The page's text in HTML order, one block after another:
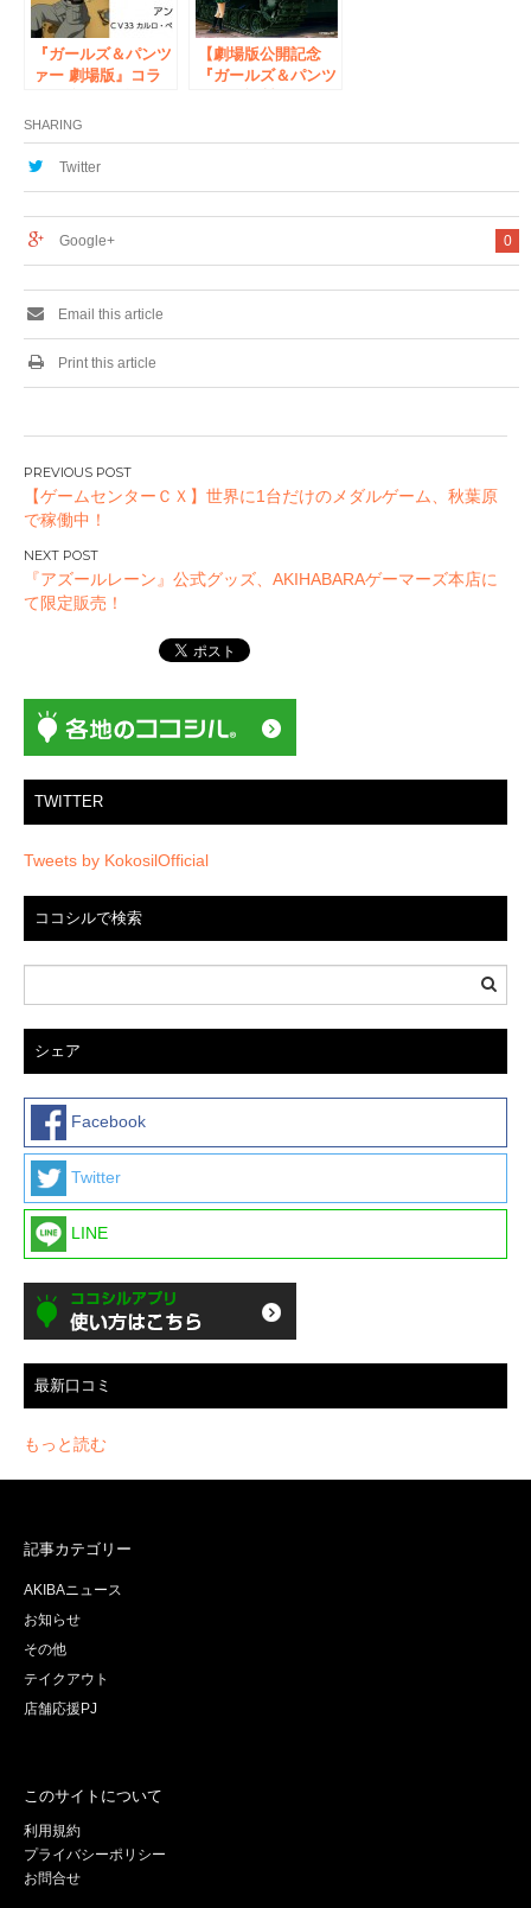
『ガールズ＆パンツ
ァー 劇場版』コラ
ンツィオ高校「カル
ロ・ベローチェ」モ
デル 3月17日発売！
【劇場版公開記念
『ガールズ＆パンツ
トフェア】書泉にて
SHARING
Twitter
0
Google+
Email this article
Print this article
投
稿
ナ
ビ
ゲ
ン
【ゲームセンターＣＸ】世界に1台だけのメダルゲーム、秋葉原
で稼働中！
『アズールレーン』公式グッズ、AKIHABARAゲーマーズ本店に
て限定販売！
TWITTER
Tweets by KokosilOfficial
ココシルで検索
シェア
Facebook
Twitter
LINE
最新口コミ
もっと読む
記事カテゴリー
AKIBAニュース
お知らせ
その他
テイクアウト
店舗応援PJ
このサイトについて
利用規約
プライバシーポリシー
お問合せ